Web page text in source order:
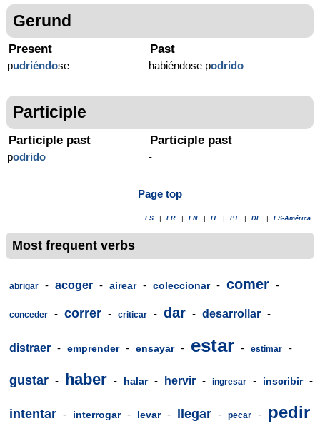
Gerund
Present
pudriéndose
Past
habiéndose podrido
Participle
Participle past
podrido
Participle past
-
Page top
ES FR EN IT PT DE ES-América
Most frequent verbs
abrigar - acoger - airear - coleccionar - comer -
conceder - correr - criticar - dar - desarrollar -
distraer - emprender - ensayar - estar - estimar -
gustar - haber - halar - hervir - ingresar - inscribir -
intentar - interrogar - levar - llegar - pecar - pedir